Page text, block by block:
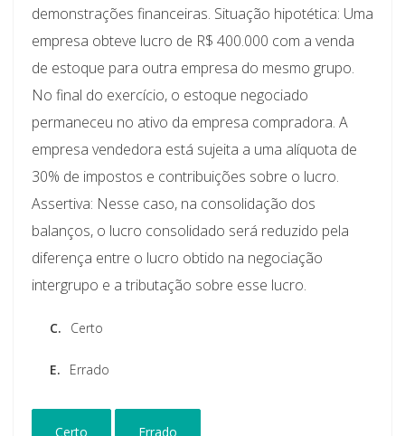
demonstrações financeiras. Situação hipotética: Uma
empresa obteve lucro de R$ 400.000 com a venda
de estoque para outra empresa do mesmo grupo.
No final do exercício, o estoque negociado
permaneceu no ativo da empresa compradora. A
empresa vendedora está sujeita a uma alíquota de
30% de impostos e contribuições sobre o lucro.
Assertiva: Nesse caso, na consolidação dos
balanços, o lucro consolidado será reduzido pela
diferença entre o lucro obtido na negociação
intergrupo e a tributação sobre esse lucro.
C. Certo
E. Errado
Certo Errado